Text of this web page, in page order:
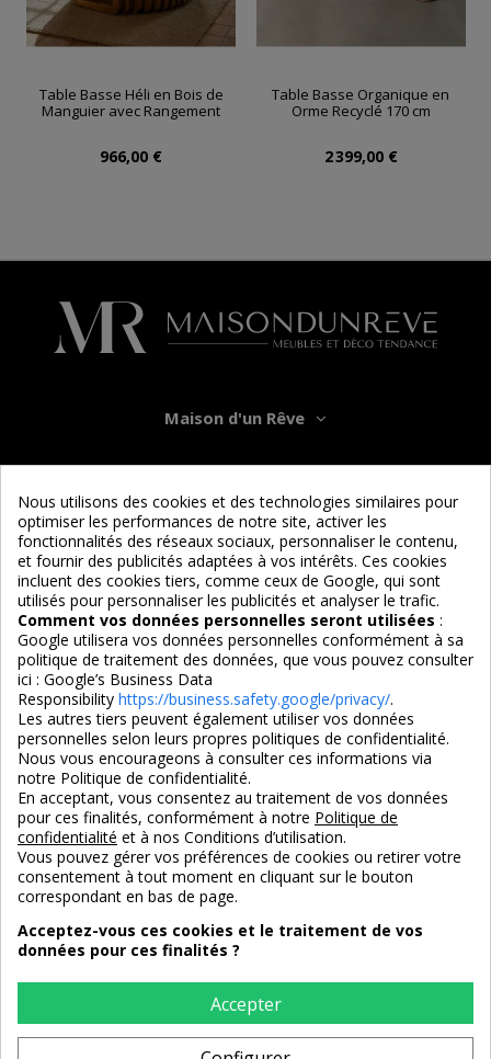
Table Basse Héli en Bois de
Manguier avec Rangement
966,00 €
Table Basse Organique en
Orme Recyclé 170 cm
2 399,00 €
Maison d'un Rêve
Informations
Services
Nous suivre
4,7/5
3X SANS FRAIS
100% sécurisé
PAIEMENT 100% SÉCURISÉ
par CB / Amex / Virement
LIVRAISON 12/18 JOURS
depuis 2008
Nous utilisons des cookies et des technologies similaires pour
optimiser les performances de notre site, activer les
fonctionnalités des réseaux sociaux, personnaliser le contenu,
et fournir des publicités adaptées à vos intérêts. Ces cookies
incluent des cookies tiers, comme ceux de Google, qui sont
utilisés pour personnaliser les publicités et analyser le trafic.
Comment vos données personnelles seront utilisées :
Google utilisera vos données personnelles conformément à sa
politique de traitement des données, que vous pouvez consulter
ici : Google’s Business Data
Responsibility https://business.safety.google/privacy/.
Les autres tiers peuvent également utiliser vos données
personnelles selon leurs propres politiques de confidentialité.
Nous vous encourageons à consulter ces informations via
notre Politique de confidentialité.
En acceptant, vous consentez au traitement de vos données
pour ces finalités, conformément à notre Politique de
confidentialité et à nos Conditions d’utilisation.
Vous pouvez gérer vos préférences de cookies ou retirer votre
consentement à tout moment en cliquant sur le bouton
correspondant en bas de page.
Acceptez-vous ces cookies et le traitement de vos
données pour ces finalités ?
Accepter